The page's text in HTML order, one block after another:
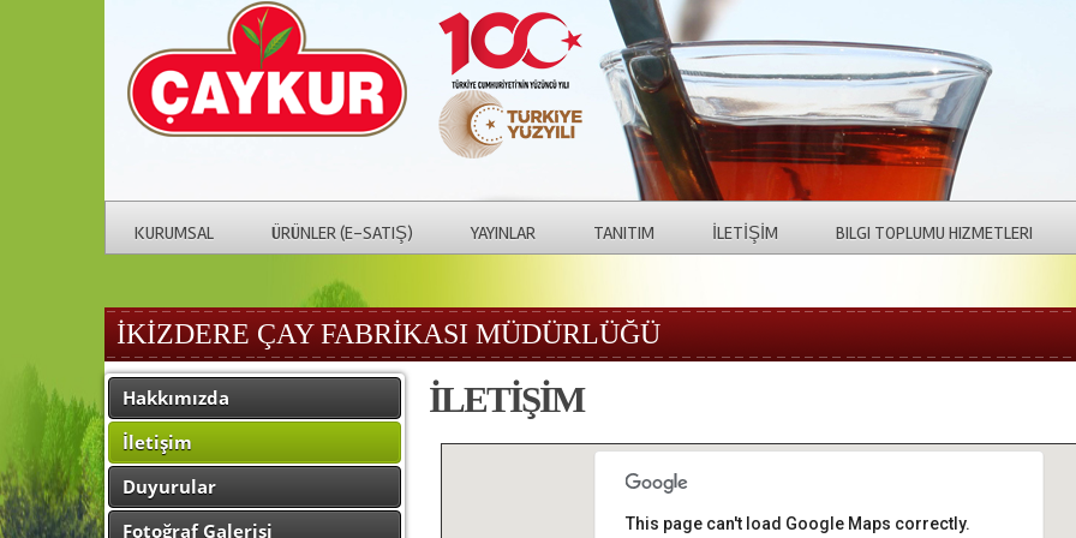
KURUMSAL ÜRÜNLER (E-SATIŞ) YAYINLAR TANITIM İLETİŞİM BILGI TOPLUMU HIZMETLERI
İKİZDERE ÇAY FABRİKASI MÜDÜRLÜĞÜ
Hakkımızda
İletişim
Duyurular
Fotoğraf Galerisi
İLETİŞİM
This page can't load Google Maps correctly.